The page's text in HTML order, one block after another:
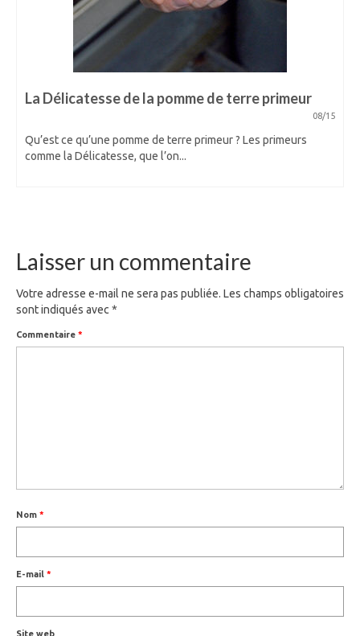
La Délicatesse de la pomme de terre primeur
08/15
Qu’est ce qu’une pomme de terre primeur ? Les primeurs
comme la Délicatesse, que l’on...
Laisser un commentaire
Votre adresse e-mail ne sera pas publiée. Les champs obligatoires
sont indiqués avec *
Commentaire *
Nom *
E-mail *
Site web